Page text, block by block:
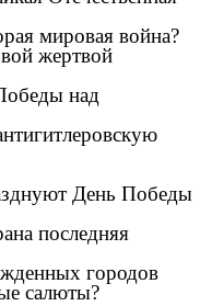
мировая война?
жертвой
над
День Победы
последняя
городов
салюты?